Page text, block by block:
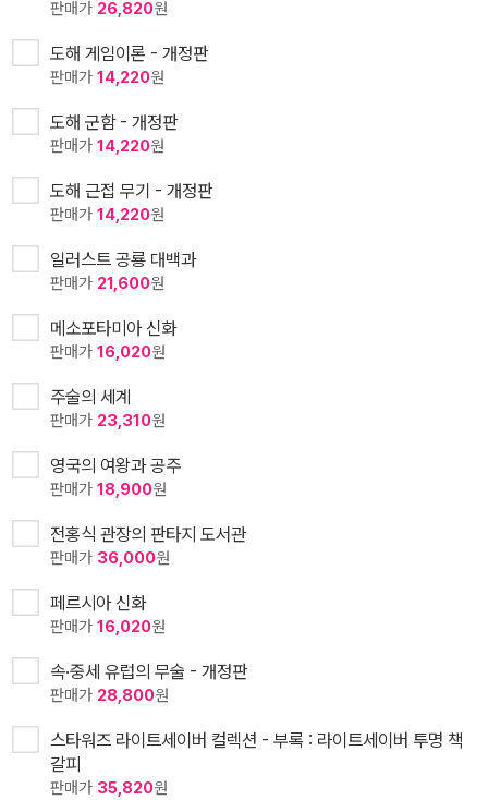
판매가 26,820원
도해 게임이론 - 개정판
판매가 14,220원
도해 군함 - 개정판
판매가 14,220원
도해 근접 무기 - 개정판
판매가 14,220원
일러스트 공룡 대백과
판매가 21,600원
메소포타미아 신화
판매가 16,020원
주술의 세계
판매가 23,310원
영국의 여왕과 공주
판매가 18,900원
전홍식 관장의 판타지 도서관
판매가 36,000원
페르시아 신화
판매가 16,020원
속·중세 유럽의 무술 - 개정판
판매가 28,800원
스타워즈 라이트세이버 컬렉션 - 부록 : 라이트세이버 투명 책
갈피
판매가 35,820원